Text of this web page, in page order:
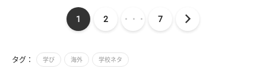
1 2 ・・・ 7
タグ： 学び 海外 学校ネタ